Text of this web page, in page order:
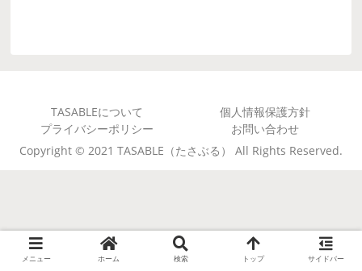
TASABLEについて
個人情報保護方針
プライバシーポリシー
お問い合わせ
Copyright © 2021 TASABLE（たさぶる） All Rights Reserved.
メニュー ホーム 検索 トップ サイドバー